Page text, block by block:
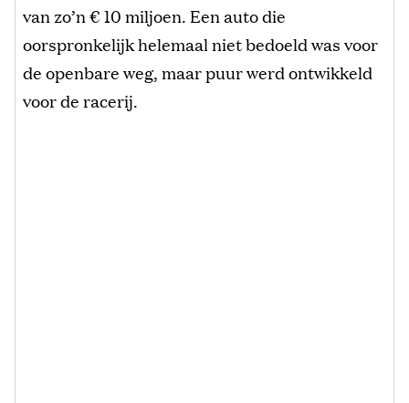
van zo’n € 10 miljoen. Een auto die
oorspronkelijk helemaal niet bedoeld was voor
de openbare weg, maar puur werd ontwikkeld
voor de racerij.